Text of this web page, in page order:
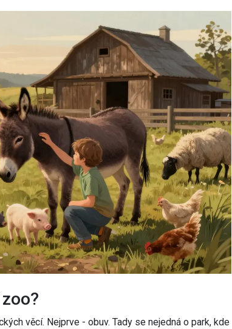
věcí. Nejprve - obuv. Tady se nejedná o park, kde